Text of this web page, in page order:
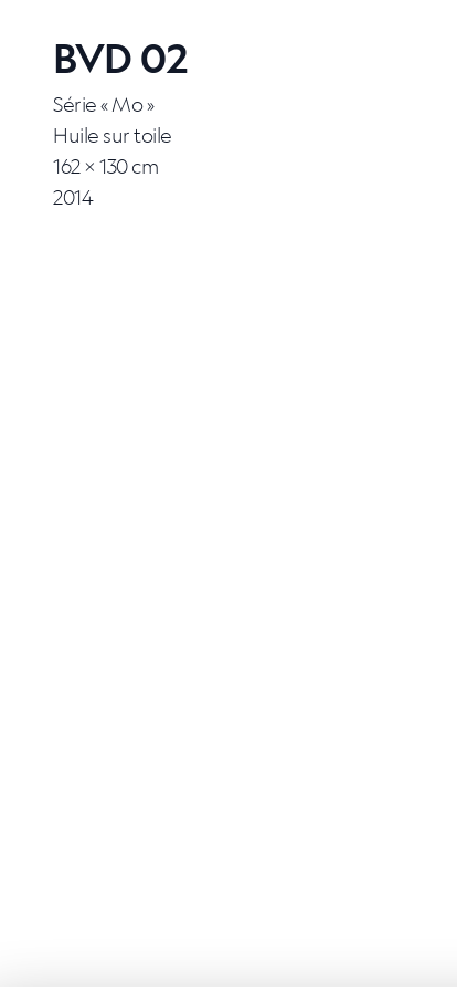
BVD 02
Série « Mo »
Huile sur toile
162 × 130 cm
2014